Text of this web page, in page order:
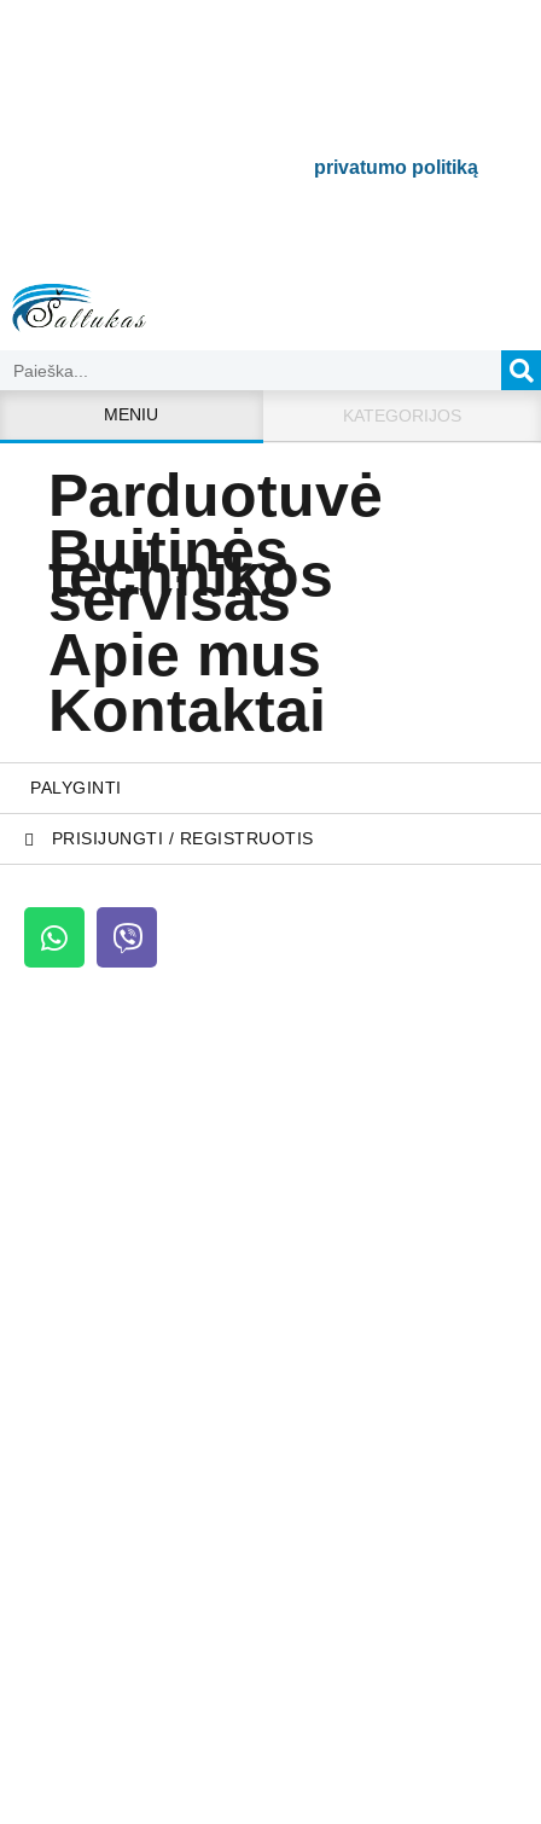
privatumo politiką.
MENIU KATEGORIJOS
Parduotuvė
Buitinės
technikos
servisas
Apie mus
Kontaktai
PALYGINTI
PRISIJUNGTI / REGISTRUOTIS